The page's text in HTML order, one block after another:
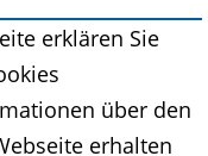
erklären Sie
über den
erhalten